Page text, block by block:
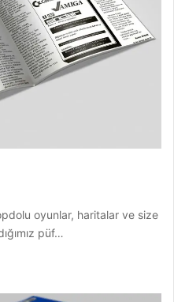
oyunlar, haritalar ve size
püf…